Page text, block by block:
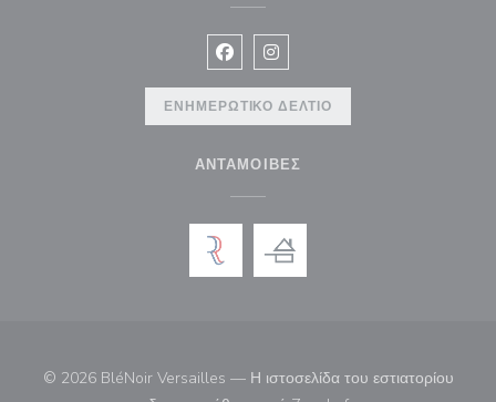
Facebook ((ανοίγει σε νέο
Instagram ((ανοίγει σε νέο
ΕΝΗΜΕΡΩΤΙΚΌ ΔΕΛΤΊΟ
ΑΝΤΑΜΟΙΒΈΣ
© 2026 BléNoir Versailles — Η ιστοσελίδα του εστιατορίου